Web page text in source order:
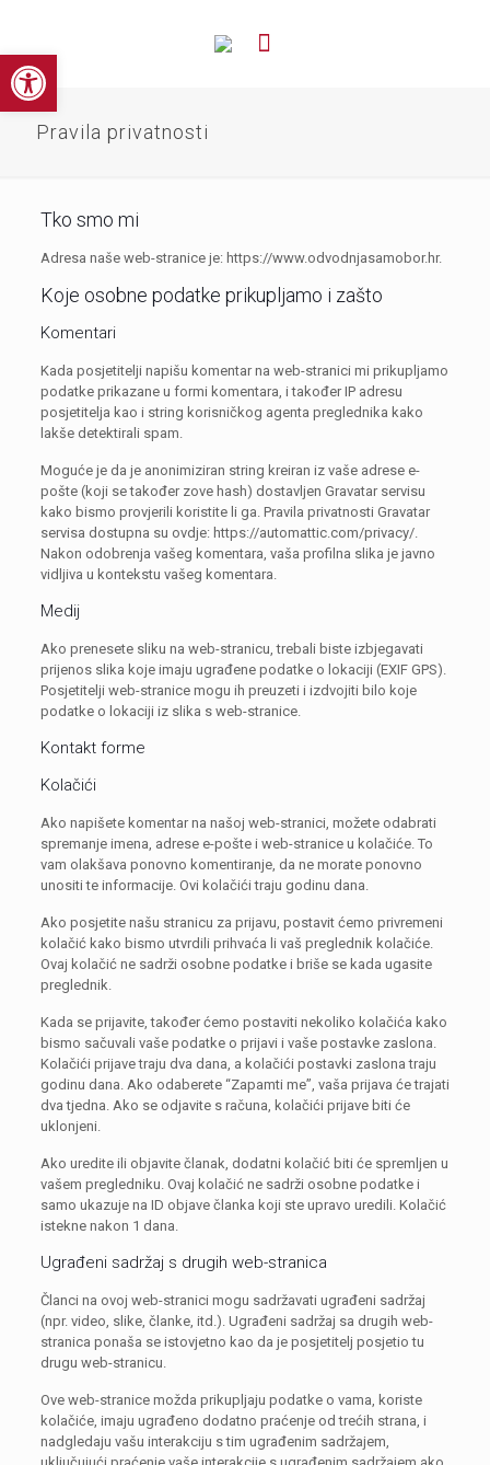
Open toolbar
Pravila privatnosti
Tko smo mi
Adresa naše web-stranice je: https://www.odvodnjasamobor.hr.
Koje osobne podatke prikupljamo i zašto
Komentari
Kada posjetitelji napišu komentar na web-stranici mi prikupljamo
podatke prikazane u formi komentara, i također IP adresu
posjetitelja kao i string korisničkog agenta preglednika kako
lakše detektirali spam.
Moguće je da je anonimiziran string kreiran iz vaše adrese e-
pošte (koji se također zove hash) dostavljen Gravatar servisu
kako bismo provjerili koristite li ga. Pravila privatnosti Gravatar
servisa dostupna su ovdje: https://automattic.com/privacy/.
Nakon odobrenja vašeg komentara, vaša profilna slika je javno
vidljiva u kontekstu vašeg komentara.
Medij
Ako prenesete sliku na web-stranicu, trebali biste izbjegavati
prijenos slika koje imaju ugrađene podatke o lokaciji (EXIF GPS).
Posjetitelji web-stranice mogu ih preuzeti i izdvojiti bilo koje
podatke o lokaciji iz slika s web-stranice.
Kontakt forme
Kolačići
Ako napišete komentar na našoj web-stranici, možete odabrati
spremanje imena, adrese e-pošte i web-stranice u kolačiće. To
vam olakšava ponovno komentiranje, da ne morate ponovno
unositi te informacije. Ovi kolačići traju godinu dana.
Ako posjetite našu stranicu za prijavu, postavit ćemo privremeni
kolačić kako bismo utvrdili prihvaća li vaš preglednik kolačiće.
Ovaj kolačić ne sadrži osobne podatke i briše se kada ugasite
preglednik.
Kada se prijavite, također ćemo postaviti nekoliko kolačića kako
bismo sačuvali vaše podatke o prijavi i vaše postavke zaslona.
Kolačići prijave traju dva dana, a kolačići postavki zaslona traju
godinu dana. Ako odaberete “Zapamti me”, vaša prijava će trajati
dva tjedna. Ako se odjavite s računa, kolačići prijave biti će
uklonjeni.
Ako uredite ili objavite članak, dodatni kolačić biti će spremljen u
vašem pregledniku. Ovaj kolačić ne sadrži osobne podatke i
samo ukazuje na ID objave članka koji ste upravo uredili. Kolačić
istekne nakon 1 dana.
Ugrađeni sadržaj s drugih web-stranica
Članci na ovoj web-stranici mogu sadržavati ugrađeni sadržaj
(npr. video, slike, članke, itd.). Ugrađeni sadržaj sa drugih web-
stranica ponaša se istovjetno kao da je posjetitelj posjetio tu
drugu web-stranicu.
Ove web-stranice možda prikupljaju podatke o vama, koriste
kolačiće, imaju ugrađeno dodatno praćenje od trećih strana, i
nadgledaju vašu interakciju s tim ugrađenim sadržajem,